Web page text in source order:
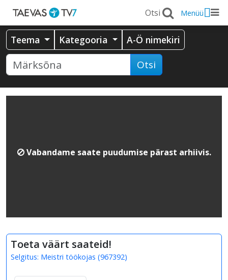
Menüü
Teema Kategooria A-Ö nimekiri
Otsi
Vabandame saate puudumise pärast arhiivis.
Toeta väärt saateid!
Selgitus: Meistri töökojas (967392)